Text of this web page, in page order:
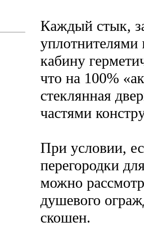
Каждый стык,
уплотнителями
кабину
что на 100%
стеклянная
частями
При условии,
перегородки
можно
душевого
скошен.